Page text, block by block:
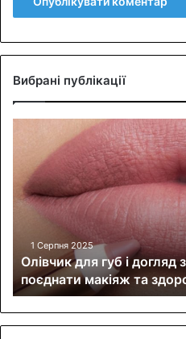
Вибрані публікації
я
г
у
б
1 Серпня 2025
Олівчик для губ і догляд
поєднати макіяж та